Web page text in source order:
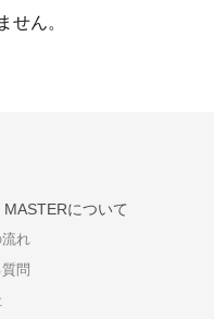
せん。
MASTERについて
流れ
問